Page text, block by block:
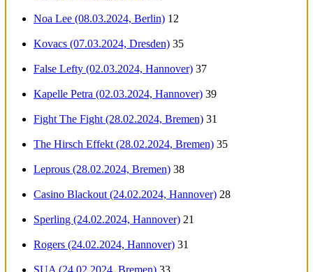
Noa Lee (08.03.2024, Berlin) 12
Kovacs (07.03.2024, Dresden) 35
False Lefty (02.03.2024, Hannover) 37
Kapelle Petra (02.03.2024, Hannover) 39
Fight The Fight (28.02.2024, Bremen) 31
The Hirsch Effekt (28.02.2024, Bremen) 35
Leprous (28.02.2024, Bremen) 38
Casino Blackout (24.02.2024, Hannover) 28
Sperling (24.02.2024, Hannover) 21
Rogers (24.02.2024, Hannover) 31
SUA (24.02.2024, Bremen) 33